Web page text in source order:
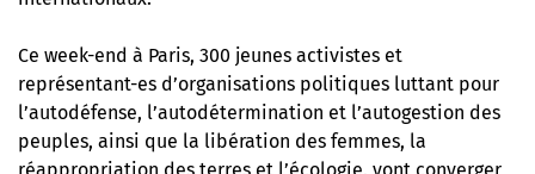
Ce week-end à Paris, 300 jeunes activistes et
représentant-es d’organisations politiques luttant pour
l’autodéfense, l’autodétermination et l’autogestion des
peuples, ainsi que la libération des femmes, la